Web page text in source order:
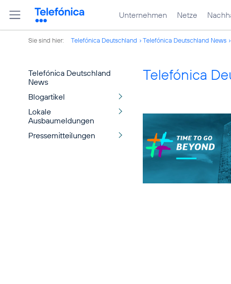
Unternehmen Netze
Sie sind hier: Telefónica Deutschland Telefónica Deutschland News
Telefónica Deutschland
News
Blogartikel
Lokale
Ausbaumeldungen
Pressemitteilungen
Telefónica